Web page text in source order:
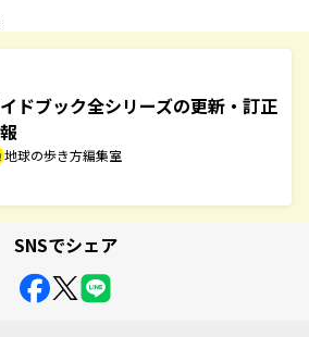
ドブック全シリーズの更新・訂正
地球の歩き方編集室
SNSでシェア